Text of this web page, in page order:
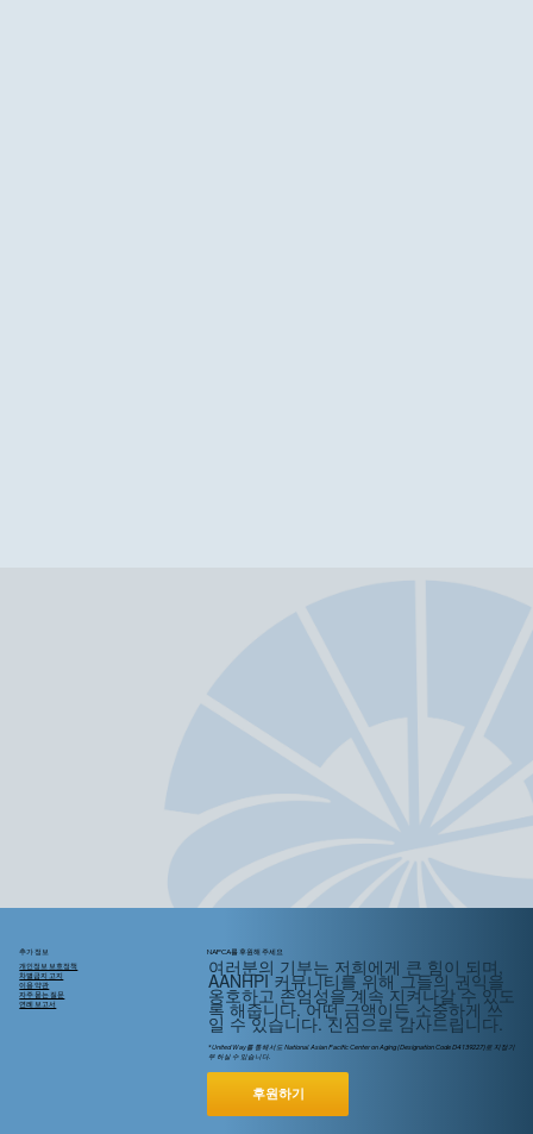
추가 정보
개인정보 보호정책
차별금지 고지
이용 약관
자주 묻는 질문
연례 보고서
NAPCA를 후원해 주세요
여러분의 기부는 저희에게 큰 힘이 되며,
AANHPI 커뮤니티를 위해그들의 권익을
옹호하고 존엄성을 계속 지켜나갈 수 있도
록 해줍니다. 어떤 금액이든 소중하게 쓰
일 수 있습니다. 진심으로 감사드립니다.
* United Way를 통해서도 National Asian Pacific Center on Aging (Designation Code D4139227)로 지정기
부 하실 수 있습니다.
후원하기